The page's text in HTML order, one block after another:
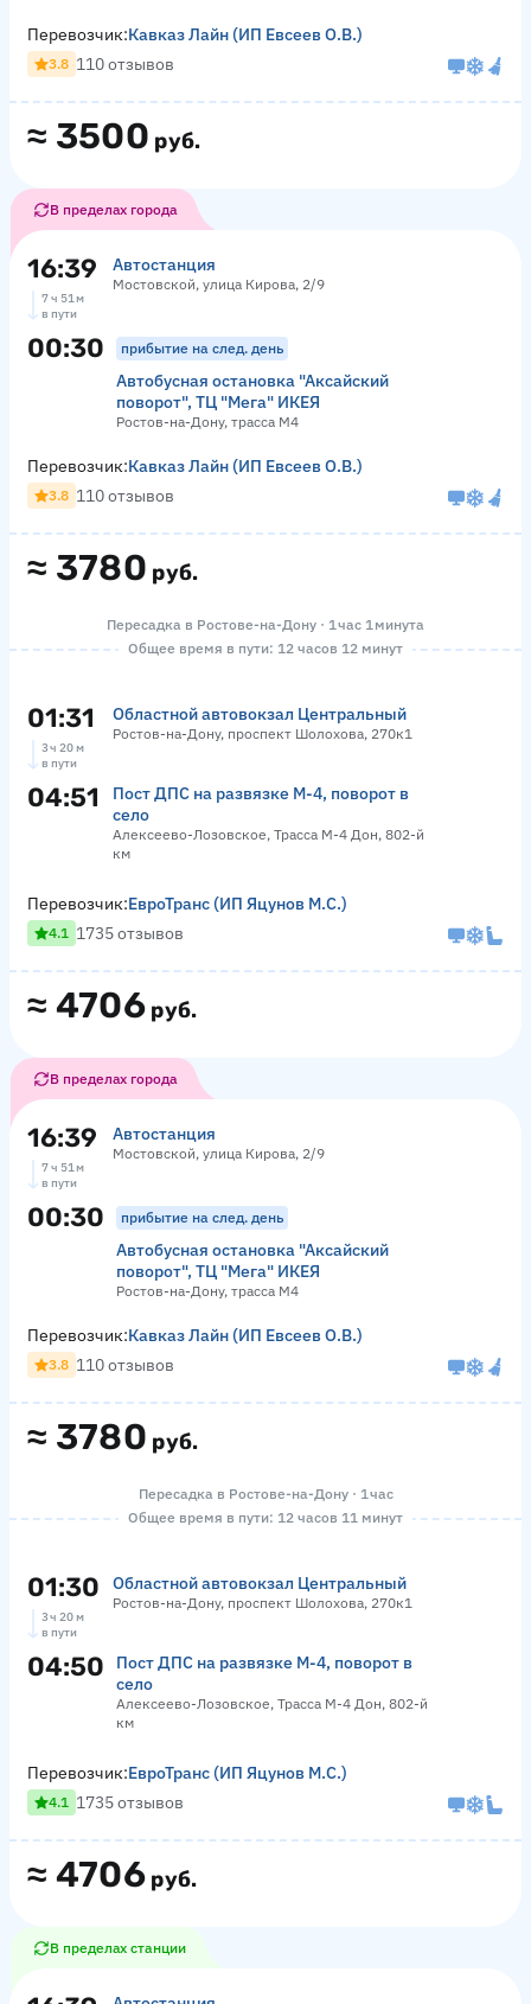
≈ 3500 руб.
Перевозчик:Кавказ Лайн (ИП Евсеев О.В.)
3.8 110 отзывов
В пределах города
16:39 Автостанция
Мостовской, улица Кирова, 2/9
7 ч 51 м
в пути
00:30 прибытие на след. день
Автобусная остановка "Аксайский
поворот", ТЦ "Мега" ИКЕЯ
Ростов-на-Дону, трасса М4
≈ 3780 руб.
Перевозчик:Кавказ Лайн (ИП Евсеев О.В.)
3.8 110 отзывов
Пересадка в Ростове-на-Дону · 1 час 1 минута
Общее время в пути: 12 часов 12 минут
01:31 Областной автовокзал Центральный
Ростов-на-Дону, проспект Шолохова, 270к1
3 ч 20 м
в пути
04:51
Пост ДПС на развязке М-4, поворот в
село
Алексеево-Лозовское, Трасса М-4 Дон, 802-й
км
≈ 4706 руб.
Перевозчик:ЕвроТранс (ИП Яцунов М.С.)
4.1 1735 отзывов
В пределах города
16:39 Автостанция
Мостовской, улица Кирова, 2/9
7 ч 51 м
в пути
00:30 прибытие на след. день
Автобусная остановка "Аксайский
поворот", ТЦ "Мега" ИКЕЯ
Ростов-на-Дону, трасса М4
≈ 3780 руб.
Перевозчик:Кавказ Лайн (ИП Евсеев О.В.)
3.8 110 отзывов
Пересадка в Ростове-на-Дону · 1 час
Общее время в пути: 12 часов 11 минут
01:30 Областной автовокзал Центральный
Ростов-на-Дону, проспект Шолохова, 270к1
3 ч 20 м
в пути
04:50
Пост ДПС на развязке М-4, поворот в
село
Алексеево-Лозовское, Трасса М-4 Дон, 802-й
км
≈ 4706 руб.
Перевозчик:ЕвроТранс (ИП Яцунов М.С.)
4.1 1735 отзывов
В пределах станции